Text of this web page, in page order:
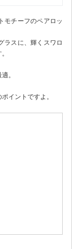
モチーフのペアロッ
ラスに、輝くスワロ
。
イントですよ。